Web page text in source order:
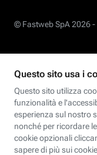
© Fastweb SpA 2026 -